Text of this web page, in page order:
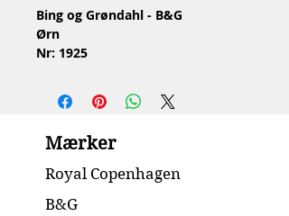
Bing og Grøndahl - B&G
Ørn
Nr: 1925
Design: Knud Møller
1.Sortering
Mål: H23 x 19 cm
Mærker
Royal Copenhagen
B&G